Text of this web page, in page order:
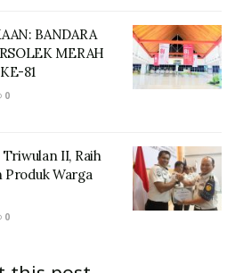
BANDARA
MERAH
81
0
II, Raih
Warga
0